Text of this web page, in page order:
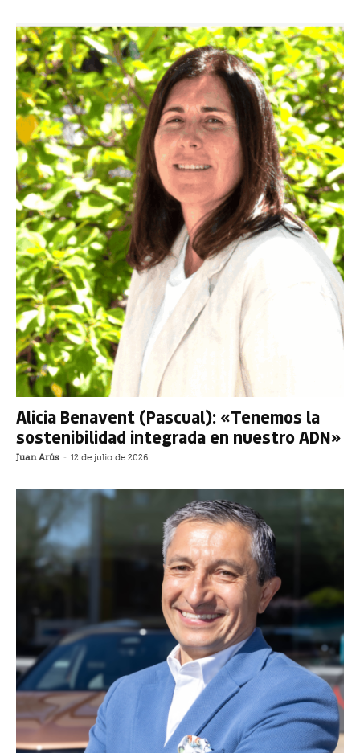
Alicia Benavent (Pascual): «Tenemos la
sostenibilidad integrada en nuestro ADN»
Juan Arús - 12 de julio de 2026